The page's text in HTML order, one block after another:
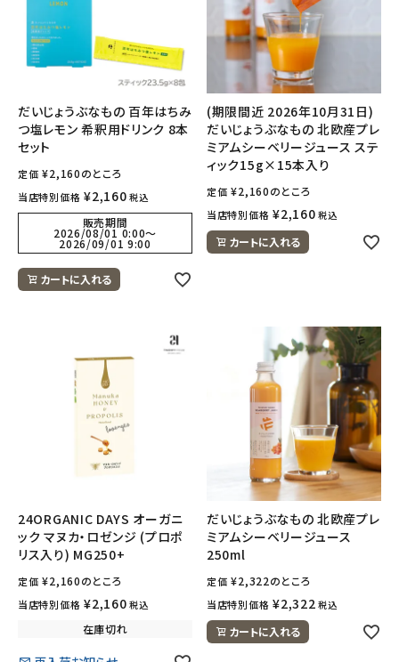
だいじょうぶなもの 百年はちみ
つ塩レモン 希釈用ドリンク 8本
セット
定価 ¥2,160のところ
当店特別価格 ¥2,160 税込
販売期間
2026/08/01 0:00〜
2026/09/01 9:00
カートに入れる
(期限間近 2026年10月31日)
だいじょうぶなもの 北欧産プレ
ミアムシーベリージュース ステ
ィック15g×15本入り
定価 ¥2,160のところ
当店特別価格 ¥2,160 税込
カートに入れる
24ORGANIC DAYS オーガニ
ック マヌカ・ロゼンジ (プロポ
リス入り) MG250+
定価 ¥2,160のところ
当店特別価格 ¥2,160 税込
在庫切れ
だいじょうぶなもの 北欧産プレ
ミアムシーベリージュース
250ml
定価 ¥2,322のところ
当店特別価格 ¥2,322 税込
カートに入れる